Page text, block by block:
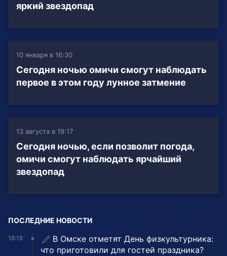
яркий звездопад
10 января в 16:30
Сегодня ночью омичи смогут наблюдать
первое в этом году лунное затмение
13 августа в 19:17
Сегодня ночью, если позволит погода,
омичи смогут наблюдать ярчайший
звездопад
ПОСЛЕДНИЕ НОВОСТИ
18:18
В Омске отметят День физкультурника:
что приготовили для гостей праздника?